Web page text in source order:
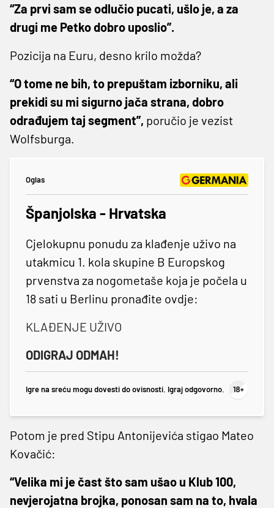
“Za prvi sam se odlučio pucati, ušlo je, a za
drugi me Petko dobro uposlio”.
Pozicija na Euru, desno krilo možda?
“O tome ne bih, to prepuštam izborniku, ali
prekidi su mi sigurno jača strana, dobro
odrađujem taj segment”, poručio je vezist
Wolfsburga.
Oglas
Španjolska - Hrvatska
Cjelokupnu ponudu za klađenje uživo na
utakmicu 1. kola skupine B Europskog
prvenstva za nogometaše koja je počela u
18 sati u Berlinu pronađite ovdje:
KLAĐENJE UŽIVO
ODIGRAJ ODMAH!
Igre na sreću mogu dovesti do ovisnosti. Igraj odgovorno.
Potom je pred Stipu Antonijevića stigao Mateo
Kovačić:
“Velika mi je čast što sam ušao u Klub 100,
nevjerojatna brojka, ponosan sam na to, hvala